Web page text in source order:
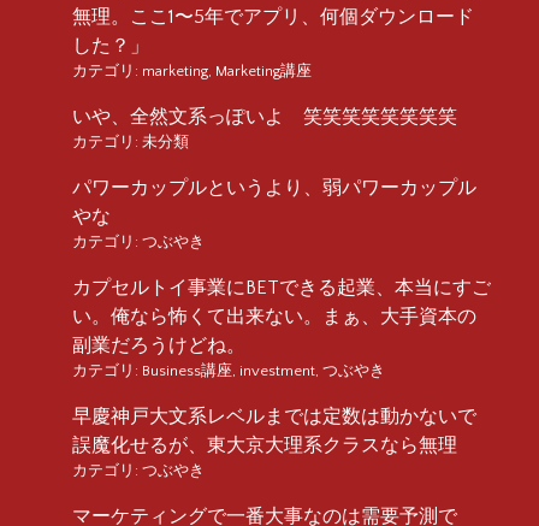
無理。ここ1〜5年でアプリ、何個ダウンロード
した？」
カテゴリ: marketing Marketing講座
いや、全然文系っぽいよ 笑笑笑笑笑笑笑笑
カテゴリ: 未分類
パワーカップルというより、弱パワーカップル
やな
カテゴリ: つぶやき
カプセルトイ事業にBETできる起業、本当にすご
い。俺なら怖くて出来ない。まぁ、大手資本の
副業だろうけどね。
カテゴリ: Business講座 investment つぶやき
早慶神戸大文系レベルまでは定数は動かないで
誤魔化せるが、東大京大理系クラスなら無理
カテゴリ: つぶやき
マーケティングで一番大事なのは需要予測で